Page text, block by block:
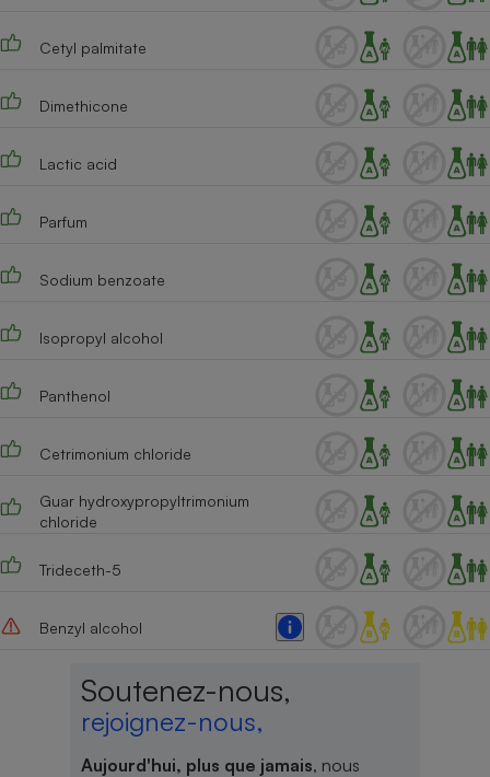
Cetyl palmitate
Dimethicone
Lactic acid
Parfum
Sodium benzoate
Isopropyl alcohol
Panthenol
Cetrimonium chloride
Guar hydroxypropyltrimonium
chloride
Trideceth-5
Benzyl alcohol
Soutenez-nous,
rejoignez-nous,
Aujourd'hui, plus que jamais, nous